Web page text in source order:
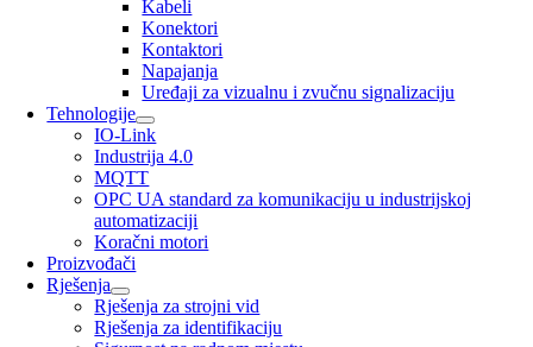
Kabeli
Konektori
Kontaktori
Napajanja
Uređaji za vizualnu i zvučnu signalizaciju
Tehnologije
IO-Link
Industrija 4.0
MQTT
OPC UA standard za komunikaciju u industrijskoj
automatizaciji
Koračni motori
Proizvođači
Rješenja
Rješenja za strojni vid
Rješenja za identifikaciju